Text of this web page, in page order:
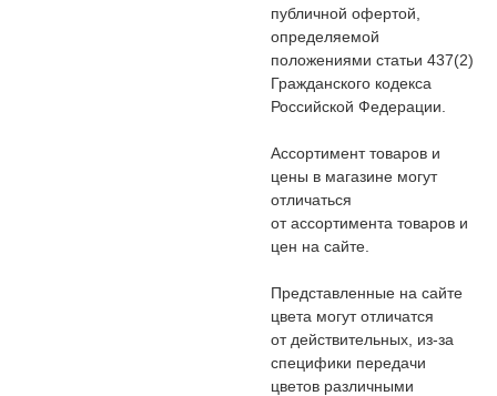
публичной офертой,
определяемой
положениями статьи 437(2)
Гражданского кодекса
Российской Федерации.
Ассортимент товаров и
цены в магазине могут
отличаться
от ассортимента товаров и
цен на сайте.
Представленные на сайте
цвета могут отличатся
от действительных, из-за
специфики передачи
цветов различными